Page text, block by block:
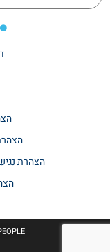
הצהרת